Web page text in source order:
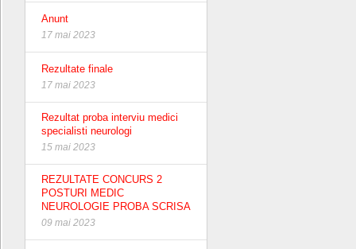
Anunt
17 mai 2023
Rezultate finale
17 mai 2023
Rezultat proba interviu medici
specialisti neurologi
15 mai 2023
REZULTATE CONCURS 2
POSTURI MEDIC
NEUROLOGIE PROBA SCRISA
09 mai 2023